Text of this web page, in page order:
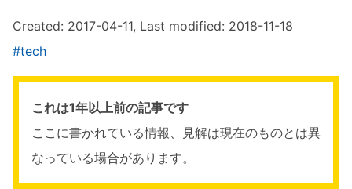
Created: 2017-04-11, Last modified: 2018-11-18
#tech
これは1年以上前の記事です
ここに書かれている情報、見解は現在のものとは異
なっている場合があります。